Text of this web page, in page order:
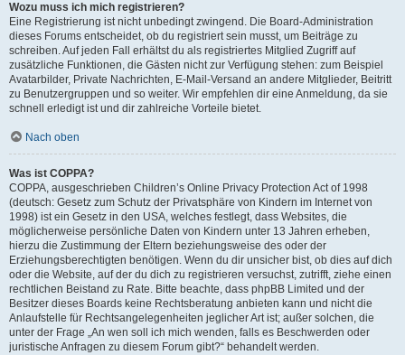
Wozu muss ich mich registrieren?
Eine Registrierung ist nicht unbedingt zwingend. Die Board-Administration
dieses Forums entscheidet, ob du registriert sein musst, um Beiträge zu
schreiben. Auf jeden Fall erhältst du als registriertes Mitglied Zugriff auf
zusätzliche Funktionen, die Gästen nicht zur Verfügung stehen: zum Beispiel
Avatarbilder, Private Nachrichten, E-Mail-Versand an andere Mitglieder, Beitritt
zu Benutzergruppen und so weiter. Wir empfehlen dir eine Anmeldung, da sie
schnell erledigt ist und dir zahlreiche Vorteile bietet.
Nach oben
Was ist COPPA?
COPPA, ausgeschrieben Children’s Online Privacy Protection Act of 1998
(deutsch: Gesetz zum Schutz der Privatsphäre von Kindern im Internet von
1998) ist ein Gesetz in den USA, welches festlegt, dass Websites, die
möglicherweise persönliche Daten von Kindern unter 13 Jahren erheben,
hierzu die Zustimmung der Eltern beziehungsweise des oder der
Erziehungsberechtigten benötigen. Wenn du dir unsicher bist, ob dies auf dich
oder die Website, auf der du dich zu registrieren versuchst, zutrifft, ziehe einen
rechtlichen Beistand zu Rate. Bitte beachte, dass phpBB Limited und der
Besitzer dieses Boards keine Rechtsberatung anbieten kann und nicht die
Anlaufstelle für Rechtsangelegenheiten jeglicher Art ist; außer solchen, die
unter der Frage „An wen soll ich mich wenden, falls es Beschwerden oder
juristische Anfragen zu diesem Forum gibt?“ behandelt werden.